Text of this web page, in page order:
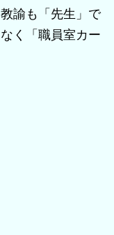
諭も「先生」で
く「職員室カー